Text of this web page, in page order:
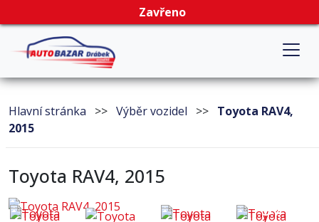
Zavřeno
Hlavní stránka >> Výběr vozidel >> Toyota RAV4,
2015
Toyota RAV4, 2015
37